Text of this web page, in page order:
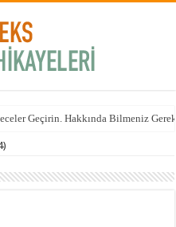
Geçirin. Hakkında Bilmeniz